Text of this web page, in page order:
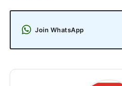
Join WhatsApp